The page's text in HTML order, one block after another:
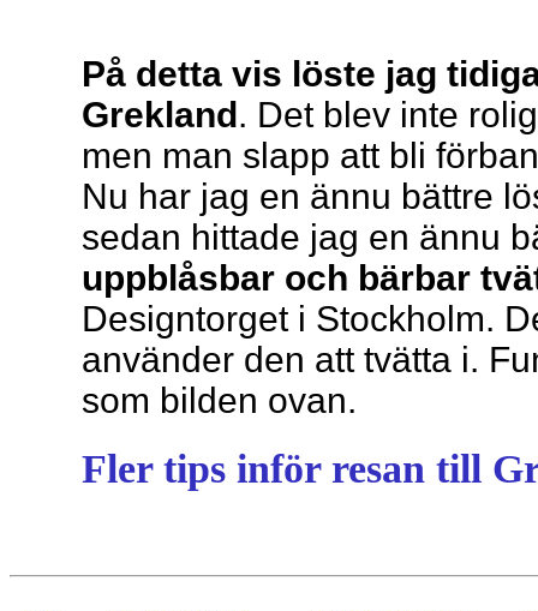
På detta vis löste jag
Grekland. Det blev inte
men man slapp att bli
Nu har jag en ännu bättre
sedan hittade jag en ännu
uppblåsbar och bärbar
Designtorget i Stockholm.
använder den att tvätta i.
som bilden ovan.
Fler tips inför resan till